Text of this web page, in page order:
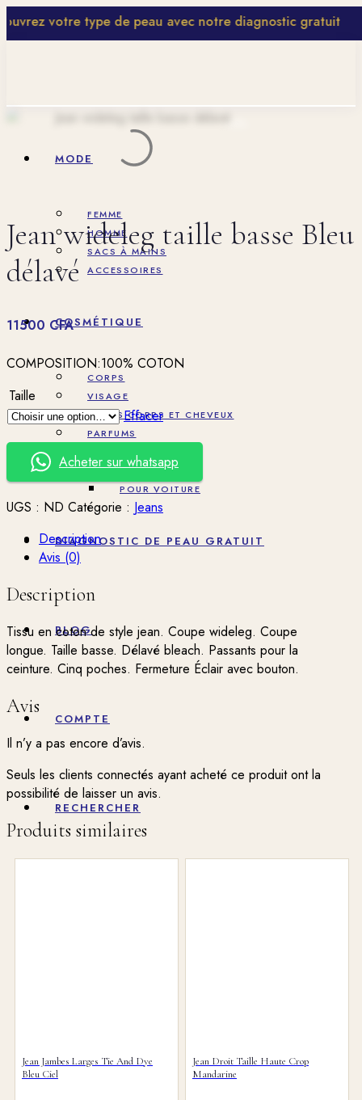
votre type de peau avec notre diagnostic gratuit
MODE
FEMME
HOMME
SACS À MAINS
ACCESSOIRES
COSMÉTIQUE
CORPS
VISAGE
HUILES CORPS ET CHEVEUX
PARFUMS
POUR HOMME
POUR VOITURE
DIAGNOSTIC DE PEAU GRATUIT
BLOG
COMPTE
RECHERCHER
Jean wideleg taille basse Bleu
délavé
11500 CFA
COMPOSITION:100% COTON
Taille
Effacer
Acheter sur whatsapp
UGS : ND Catégorie : Jeans
Description
Avis (0)
Description
Tissu en coton de style jean. Coupe wideleg. Coupe
longue. Taille basse. Délavé bleach. Passants pour la
ceinture. Cinq poches. Fermeture Éclair avec bouton.
Avis
Il n’y a pas encore d’avis.
Seuls les clients connectés ayant acheté ce produit ont la
possibilité de laisser un avis.
Produits similaires
Jean Jambes Larges Tie And Dye
Bleu Ciel
Jean Droit Taille Haute Crop
Mandarine